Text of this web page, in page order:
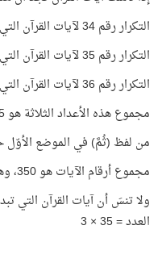
التكرار رقم 34 لآيات القرآن التي تبدأ بلفظ (ثُمَّ) جاءت في هذا المقطع.
التكرار رقم 35 لآيات القرآن التي تبدأ بلفظ (ثُمَّ) جاءت في هذا المقطع.
التكرار رقم 36 لآيات القرآن التي تبدأ بلفظ (ثُمَّ) جاءت في هذا المقطع.
مجموع هذه الأعداد الثلاثة هو 105، وهذا العدد = 35 × 3
من لفظ (ثُمَّ) في الموضع الأوّل حتى
مجموع أرقام الآيات هو 350، وهذا العدد = 35 × 10
العدد = 35 × 3